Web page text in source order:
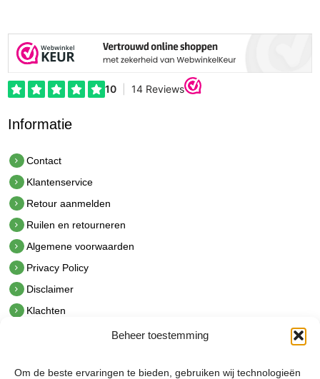
Beheer toestemming
Om de beste ervaringen te bieden, gebruiken wij technologieën
Informatie
Contact
Klantenservice
Retour aanmelden
Ruilen en retourneren
Algemene voorwaarden
Privacy Policy
Disclaimer
Klachten
hetindustriehuis B.V.